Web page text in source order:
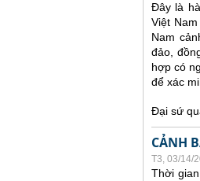
Đây là
Việt
Nam
đảo,
hợp có
để xác
Đại sứ
CẢNH
T3, 03/14/
Thời